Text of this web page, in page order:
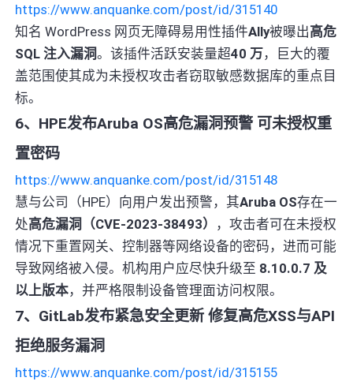
https://www.anquanke.com/post/id/315140
知名 WordPress 网页无障碍易用性插件Ally被曝出高危
SQL 注入漏洞。该插件活跃安装量超40 万，巨大的覆
盖范围使其成为未授权攻击者窃取敏感数据库的重点目
标。
6、HPE发布Aruba OS高危漏洞预警 可未授权重
置密码
https://www.anquanke.com/post/id/315148
慧与公司（HPE）向用户发出预警，其Aruba OS存在一
处高危漏洞（CVE-2023-38493）
，攻击者可在未授权
情况下重置网关、控制器等网络设备的密码，进而可能
导致网络被入侵。机构用户应尽快升级至 8.10.0.7 及
以上版本，并严格限制设备管理面访问权限。
7、GitLab发布紧急安全更新 修复高危XSS与API
拒绝服务漏洞
https://www.anquanke.com/post/id/315155